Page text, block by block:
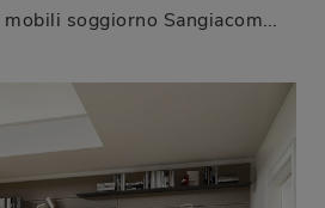
Pareti attrezzate e mobili soggiorno Sangiacomo: clicca e scopri il modello Domino Boiserie 08 e potrai completare stanze moderne di ogni tipo.